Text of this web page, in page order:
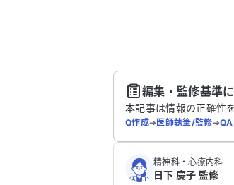
こちらは送信専用の
編集・監修基準
本記事は情報の正確性
Q作成➔医師執筆/監修➔QA
精神科・心療内科
日下 慶子 監修